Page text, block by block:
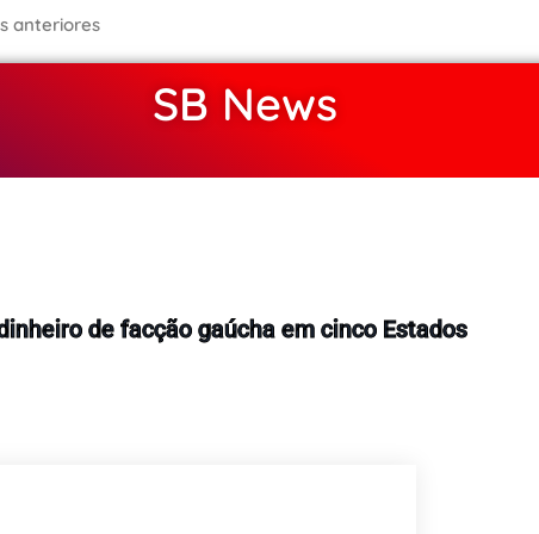
anteriores
SB News
de facção gaúcha em cinco Estados